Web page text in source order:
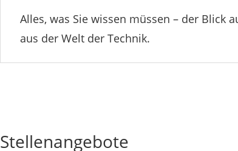
Alles, was Sie wissen müssen – der Blick
aus der Welt der Technik.
Stellenangebote